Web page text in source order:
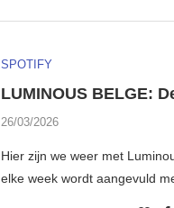
SPOTIFY
LUMINOUS BELGE:
26/03/2026
Hier zijn we weer met
elke week wordt aangevuld